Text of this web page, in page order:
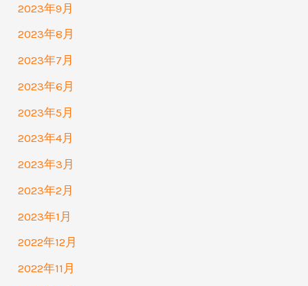
2023年9月
2023年8月
2023年7月
2023年6月
2023年5月
2023年4月
2023年3月
2023年2月
2023年1月
2022年12月
2022年11月